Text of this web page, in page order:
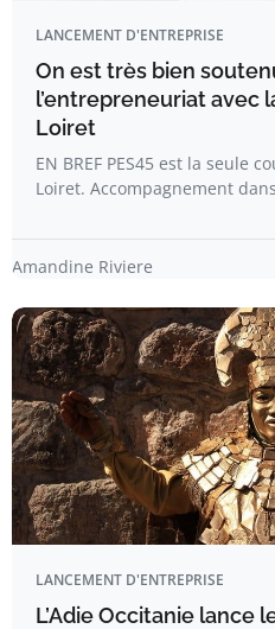
LANCEMENT D'ENTREPRISE
On est très bien
l’entrepreneuriat avec
Loiret
EN BREF PES45 est la seule
Loiret. Accompagnement
Amandine Riviere
LANCEMENT D'ENTREPRISE
L’Adie Occitanie lance